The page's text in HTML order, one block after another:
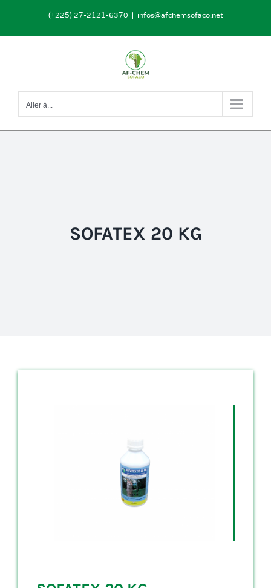
(+225) 27-2121-6370 | infos@afchemsofaco.net
Aller à...
SOFATEX 20 KG